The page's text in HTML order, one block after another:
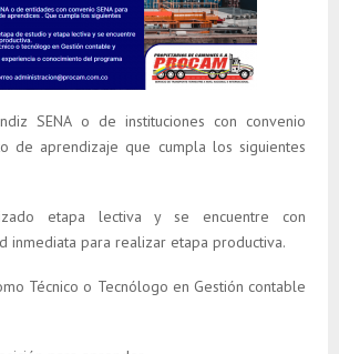
SENA o de instituciones con convenio
de aprendizaje que cumpla los siguientes
etapa lectiva y se encuentre con
inmediata para realizar etapa productiva.
Técnico o Tecnólogo en Gestión contable